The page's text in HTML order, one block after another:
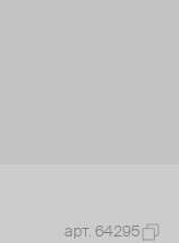
арт. 64295